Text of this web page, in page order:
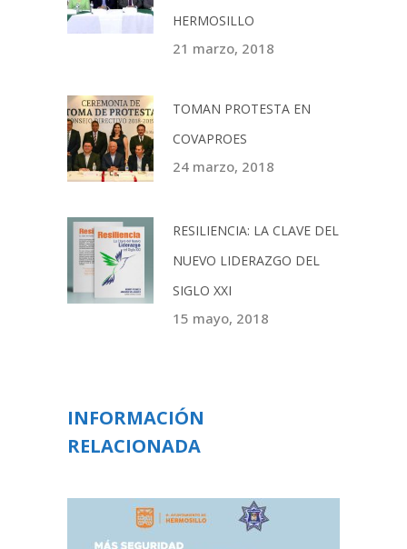
HERMOSILLO
21 marzo, 2018
TOMAN PROTESTA EN
COVAPROES
24 marzo, 2018
RESILIENCIA: LA CLAVE DEL
NUEVO LIDERAZGO DEL
SIGLO XXI
15 mayo, 2018
INFORMACIÓN
RELACIONADA